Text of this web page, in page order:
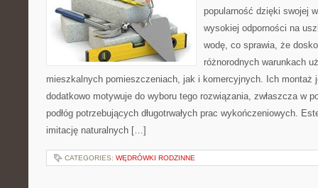
popularność dzięki swojej
wysokiej odporności na
wodę, co sprawia, że
różnorodnych warunkach
mieszkalnych pomieszczeniach, jak i komercyjnych. Ich montaż
dodatkowo motywuje do wyboru tego rozwiązania, zwłaszcza w
podłóg potrzebujących długotrwałych prac wykończeniowych.
imitację naturalnych […]
CATEGORIES: WĘDRÓWKI RODZINNE